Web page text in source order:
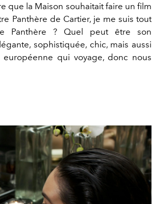
que la Maison souhaitait faire un film
Panthère de Cartier, je me suis tout
Panthère ? Quel peut être son
sophistiquée, chic, mais aussi
qui voyage, donc nous